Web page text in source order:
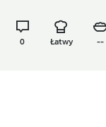
0 Łatwy --